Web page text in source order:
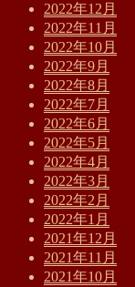
2022年12月
2022年11月
2022年10月
2022年9月
2022年8月
2022年7月
2022年6月
2022年5月
2022年4月
2022年3月
2022年2月
2022年1月
2021年12月
2021年11月
2021年10月